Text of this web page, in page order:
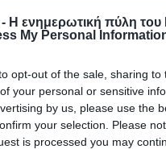
Η ενημερωτική πύλη του
My Personal
opt-out of the sale, sharing to
your personal or sensitive
by us, please use the
your selection. Please
is processed you may